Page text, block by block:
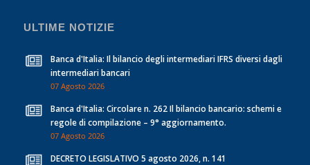
ULTIME NOTIZIE
Banca d'Italia: Il bilancio degli intermediari IFRS diversi dagli
intermediari bancari
07 Agosto 2026
Banca d'Italia: Circolare n. 262 Il bilancio bancario: schemi e
regole di compilazione – 9° aggiornamento.
07 Agosto 2026
DECRETO LEGISLATIVO 5 agosto 2026, n. 141